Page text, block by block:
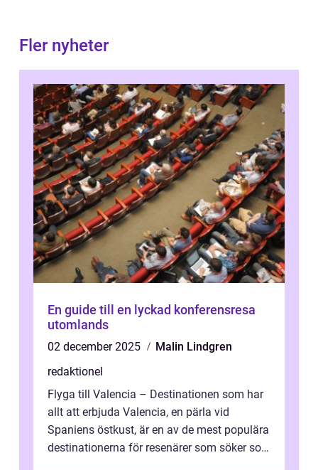
Fler nyheter
En guide till en lyckad konferensresa
utomlands
02 december 2025
Malin Lindgren
redaktionel
Flyga till Valencia – Destinationen som har
allt att erbjuda Valencia, en pärla vid
Spaniens östkust, är en av de mest populära
destinationerna för resenärer som söker sol,